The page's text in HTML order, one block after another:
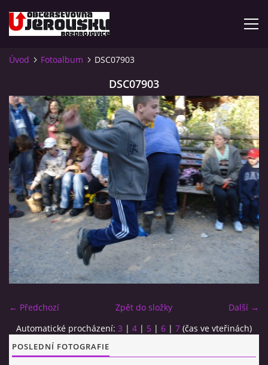
KDE NÁS NAJDETE?
VIDLÁCKÝ VÍCEBOJ 2023 - VIDEO
OTEVÍRACÍ DOBA
VIDLÁCKÝ VÍCEBOJ 2020 - ČLÁNEK Z ROZDROJOVICKÉ
DRBNY 4/2020
VIDLÁCKÝ VÍCEBOJ 2020 - VIDEO
CO SI U NÁS DÁTE?
STUDENÁ KUCHYNĚ
Úvod Fotoalbum DSC07903
DSC07903
← Předchozí Další →
Zpět do složky
Automatické procházení: 3 | 4 | 5 | 6 | 7 (čas ve vteřinách)
POSLEDNÍ FOTOGRAFIE